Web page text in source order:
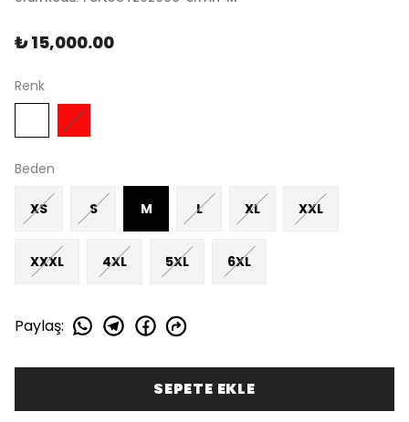
₺ 15,000.00
Renk
Beden
XS S M L XL XXL
XXXL 4XL 5XL 6XL
Paylaş:
SEPETE EKLE